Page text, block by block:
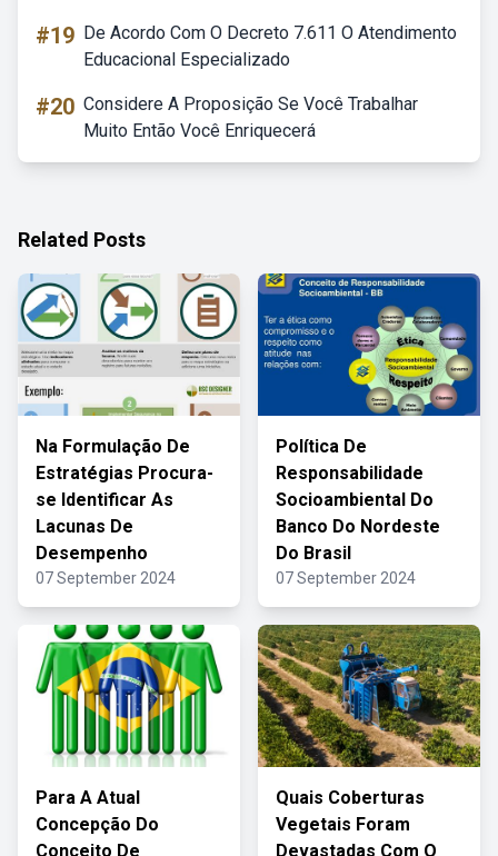
#19 De Acordo Com O Decreto 7.611 O Atendimento
Educacional Especializado
#20 Considere A Proposição Se Você Trabalhar
Muito Então Você Enriquecerá
Related Posts
Na Formulação De
Estratégias Procura-
se Identificar As
Lacunas De
Desempenho
07 September 2024
Política De
Responsabilidade
Socioambiental Do
Banco Do Nordeste
Do Brasil
07 September 2024
Para A Atual
Concepção Do
Conceito De
Quais Coberturas
Vegetais Foram
Devastadas Com O